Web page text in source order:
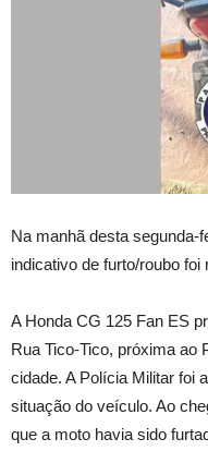
Na manhã desta segunda-
indicativo de furto/roubo
A Honda CG 125 Fan ES
Rua Tico-Tico, próxima ao
cidade. A Polícia Militar foi
situação do veículo. Ao
que a moto havia sido